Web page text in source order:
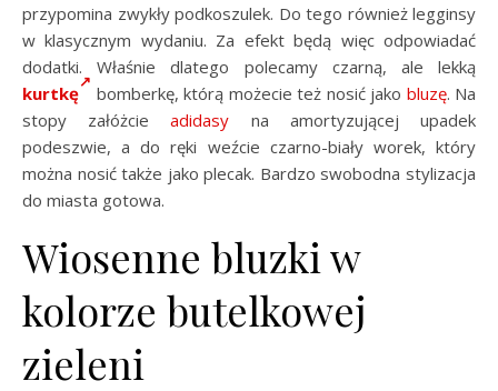
przypomina zwykły podkoszulek. Do tego również legginsy
w klasycznym wydaniu. Za efekt będą więc odpowiadać
dodatki. Właśnie dlatego polecamy czarną, ale lekką
kurtkę
bomberkę, którą możecie też nosić jako bluzę. Na
stopy załóżcieadidasy na amortyzującej upadek
podeszwie, a do ręki weźcie czarno-biały worek, który
można nosić także jako plecak. Bardzo swobodna stylizacja
do miasta gotowa.
Wiosenne bluzki w
kolorze butelkowej
zieleni